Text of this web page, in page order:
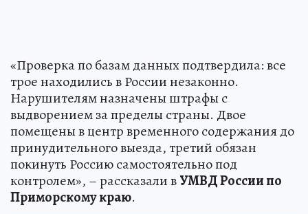
«Проверка по базам данных подтвердила: все
трое находились в России незаконно.
Нарушителям назначены штрафы с
выдворением за пределы страны. Двое
помещены в центр временного содержания до
принудительного выезда, третий обязан
покинуть Россию самостоятельно под
контролем», – рассказали вУМВД России по
Приморскому краю.